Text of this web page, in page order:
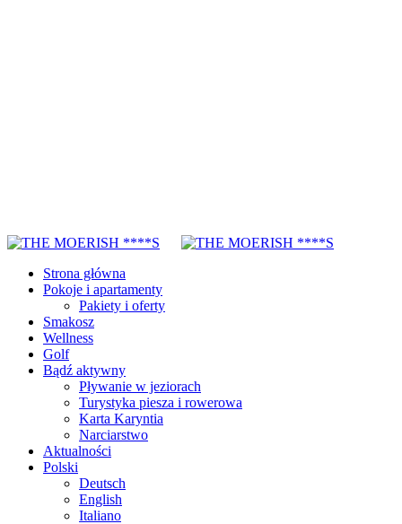
Strona główna
Pokoje i apartamenty
Pakiety i oferty
Smakosz
Wellness
Golf
Bądź aktywny
Pływanie w jeziorach
Turystyka piesza i rowerowa
Karta Karyntia
Narciarstwo
Aktualności
Polski
Deutsch
English
Italiano